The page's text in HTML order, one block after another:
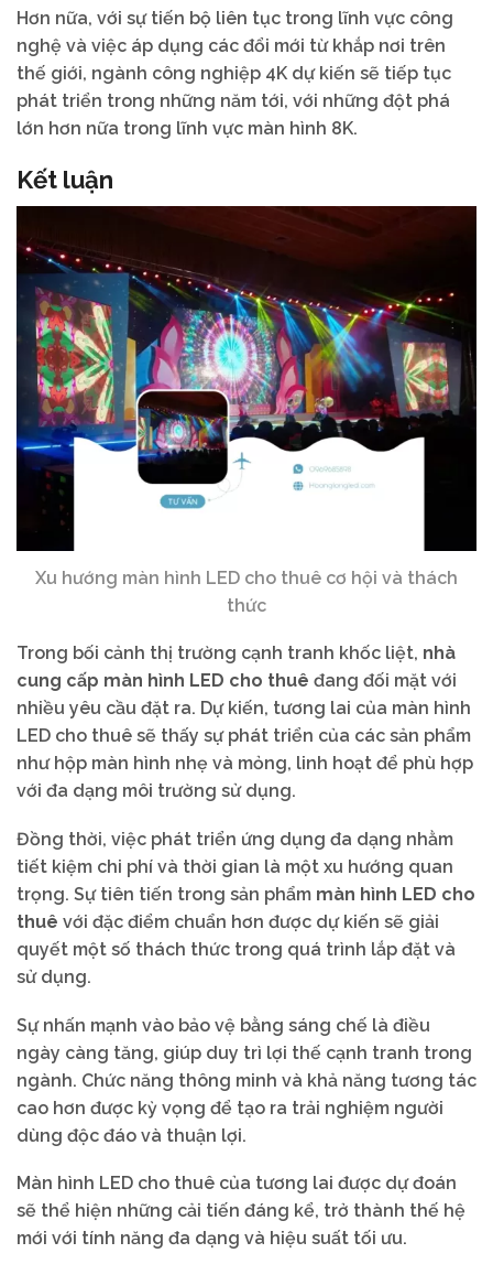
Hơn nữa, với sự tiến bộ liên tục trong lĩnh vực công
nghệ và việc áp dụng các đổi mới từ khắp nơi trên
thế giới, ngành công nghiệp 4K dự kiến sẽ tiếp tục
phát triển trong những năm tới, với những đột phá
lớn hơn nữa trong lĩnh vực màn hình 8K.
Kết luận
Xu hướng màn hình LED cho thuê cơ hội và thách
thức
Trong bối cảnh thị trường cạnh tranh khốc liệt, nhà
cung cấp màn hình LED cho thuê đang đối mặt với
nhiều yêu cầu đặt ra. Dự kiến, tương lai của màn hình
LED cho thuê sẽ thấy sự phát triển của các sản phẩm
như hộp màn hình nhẹ và mỏng, linh hoạt để phù hợp
với đa dạng môi trường sử dụng.
Đồng thời, việc phát triển ứng dụng đa dạng nhằm
tiết kiệm chi phí và thời gian là một xu hướng quan
trọng. Sự tiên tiến trong sản phẩm màn hình LED cho
thuê với đặc điểm chuẩn hơn được dự kiến sẽ giải
quyết một số thách thức trong quá trình lắp đặt và
sử dụng.
Sự nhấn mạnh vào bảo vệ bằng sáng chế là điều
ngày càng tăng, giúp duy trì lợi thế cạnh tranh trong
ngành. Chức năng thông minh và khả năng tương tác
cao hơn được kỳ vọng để tạo ra trải nghiệm người
dùng độc đáo và thuận lợi.
Màn hình LED cho thuê của tương lai được dự đoán
sẽ thể hiện những cải tiến đáng kể, trở thành thế hệ
mới với tính năng đa dạng và hiệu suất tối ưu.